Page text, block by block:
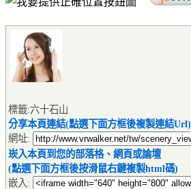
標籤:六十石山
分享本頁連結(點選下面方框後複製連結Url)
網址:
崁入本頁到您的部落格、網頁或論壇
(點選下面方框後按滑鼠右鍵複製html碼)
嵌入: